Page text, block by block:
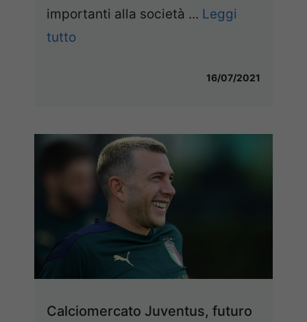
importanti alla società ... Leggi
tutto
16/07/2021
Calciomercato Juventus, futuro